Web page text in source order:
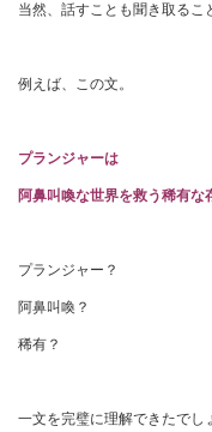
当然、話すことも聞き取るこ
例えば、この文。
プランジャーは
阿鼻叫喚な世界を救う稀有な
プランジャー？
阿鼻叫喚？
稀有？
一文を完璧に理解できたでし